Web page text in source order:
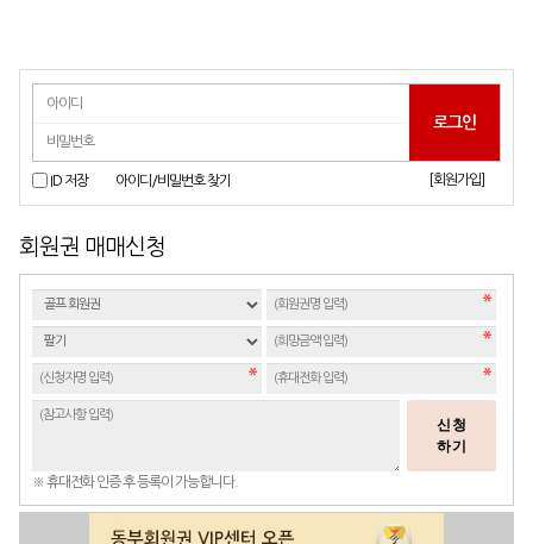
ID 저장 아이디/비밀번호 찾기 [회원가입]
회원권 매매신청
신청
하기
※ 휴대전화 인증 후 등록이 가능합니다.